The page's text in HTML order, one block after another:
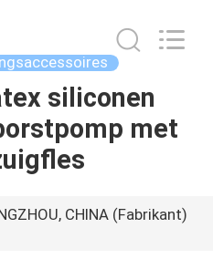
siliconen
met
CHINA (Fabrikant)